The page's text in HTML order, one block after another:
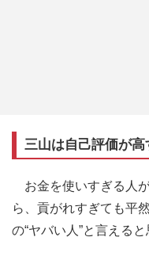
三山は自己評価が
お金を使いすぎる人
ら、貢がれすぎても平
の“ヤバい人”と言えると